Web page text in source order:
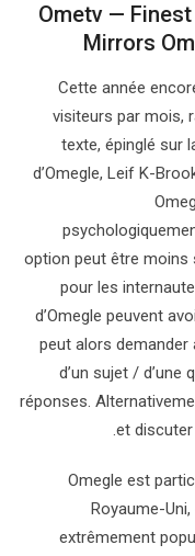
Ometv —
Mirrors
Cette année
visiteurs par mois,
texte, épinglé sur
d’Omegle, Leif K-
option peut être moins
pour les
d’Omegle peuvent
peut alors demander
d’un sujet / d’une
réponses.
et discuter
Omegle est
Royaume-
extrêmement